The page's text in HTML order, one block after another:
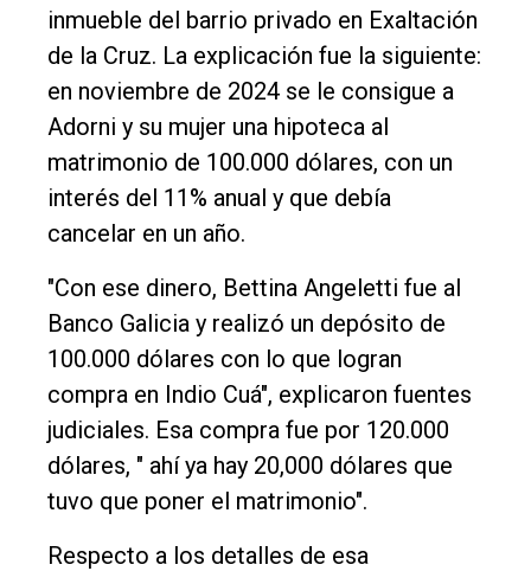
inmueble del barrio privado en Exaltación
de la Cruz. La explicación fue la siguiente:
en noviembre de 2024 se le consigue a
Adorni y su mujer una hipoteca al
matrimonio de 100.000 dólares, con un
interés del 11% anual y que debía
cancelar en un año.
"Con ese dinero, Bettina Angeletti fue al
Banco Galicia y realizó un depósito de
100.000 dólares con lo que logran
compra en Indio Cuá", explicaron fuentes
judiciales. Esa compra fue por 120.000
dólares, " ahí ya hay 20,000 dólares que
tuvo que poner el matrimonio".
Respecto a los detalles de esa